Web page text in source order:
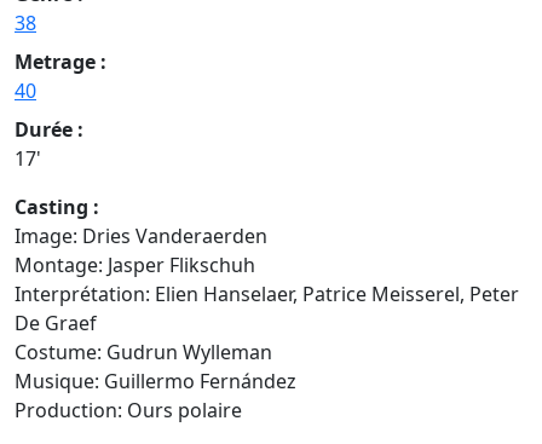
38
Metrage :
40
Durée :
17'
Casting :
Image: Dries Vanderaerden
Montage: Jasper Flikschuh
Interprétation: Elien Hanselaer, Patrice Meisserel, Peter
De Graef
Costume: Gudrun Wylleman
Musique: Guillermo Fernández
Production: Ours polaire